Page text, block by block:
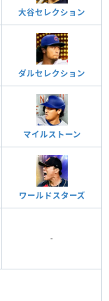
大谷セレクション
ダルセレクション
マイルストーン
ワールドスターズ
-